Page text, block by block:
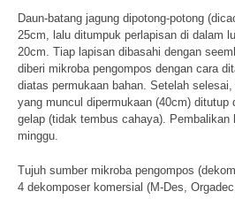
Daun-batang jagung dipotong-potong
25cm, lalu ditumpuk perlapisan di dalam
20cm. Tiap lapisan dibasahi dengan
diberi mikroba pengompos dengan cara
diatas permukaan bahan. Setelah
yang muncul dipermukaan (40cm) ditutup
gelap (tidak tembus cahaya). Pembalikan
minggu.
Tujuh sumber mikroba pengompos
4 dekomposer komersial (M-Des,